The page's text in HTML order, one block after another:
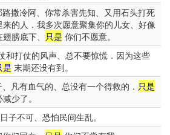
撒冷阿、你常杀害先知、又用石头打死
的人．我多次愿意聚集你的儿女、好像
膀底下、 只是 你们不愿意。
和打仗的风声、总不要惊慌．因为这些
是 末期还没有到。
凡有血气的、总没有一个得救的． 只是
少了。
子不可、恐怕民间生乱。